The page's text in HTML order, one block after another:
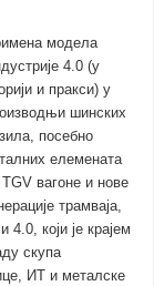
модела
4.0 (у
и пракси) у
шинских
посебно
елемената
TGV вагоне и нове
трамваја,
који је крајем
скупа
ИТ и металске